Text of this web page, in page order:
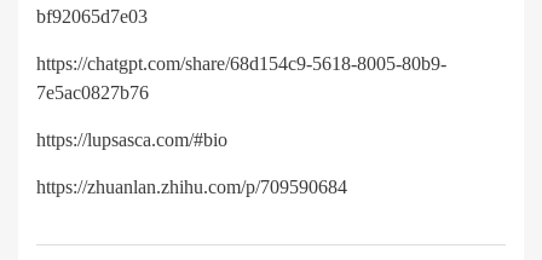
bf92065d7e03
https://chatgpt.com/share/68d154c9-5618-8005-80b9-
7e5ac0827b76
https://lupsasca.com/#bio
https://zhuanlan.zhihu.com/p/709590684